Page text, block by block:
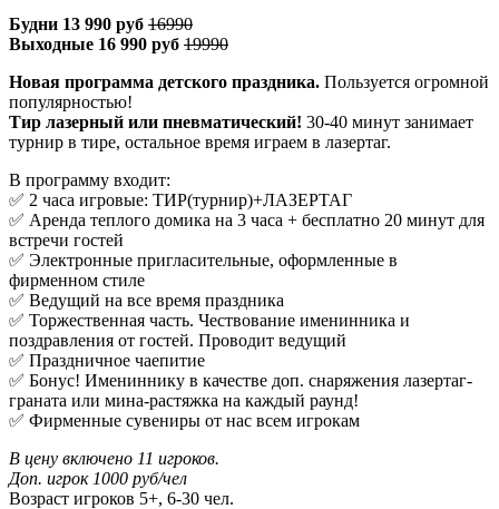
Будни 13 990 руб 16990
Выходные 16 990 руб 19990
Новая программа детского праздника. Пользуется огромной
популярностью!
Тир лазерный или пневматический! 30-40 минут занимает
турнир в тире, остальное время играем в лазертаг.
В программу входит:
✅ 2 часа игровые: ТИР(турнир)+ЛАЗЕРТАГ
✅ Аренда теплого домика на 3 часа + бесплатно 20 минут для
встречи гостей
✅ Электронные пригласительные, оформленные в
фирменном стиле
✅ Ведущий на все время праздника
✅ Торжественная часть. Чествование именинника и
поздравления от гостей. Проводит ведущий
✅ Праздничное чаепитие
✅ Бонус! Имениннику в качестве доп. снаряжения лазертаг-
граната или мина-растяжка на каждый раунд!
✅ Фирменные сувениры от нас всем игрокам
В цену включено 11 игроков.
Доп. игрок 1000 руб/чел
Возраст игроков 5+, 6-30 чел.